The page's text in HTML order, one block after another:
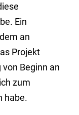
Ein
an
Projekt
Beginn an
zum
habe.